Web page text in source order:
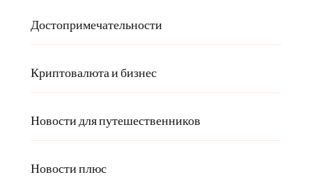
Достопримечательности
Криптовалюта и бизнес
Новости для путешественников
Новости плюс